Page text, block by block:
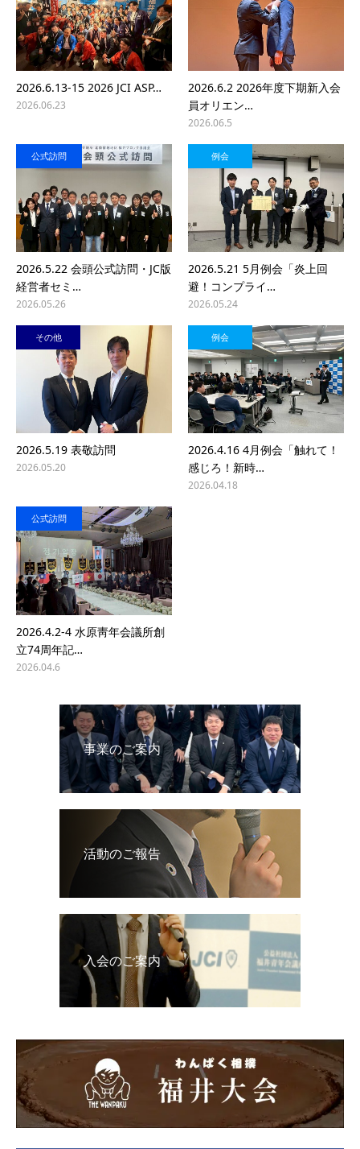
2026.6.13-15 2026 JCI ASP…
2026.06.23
2026.6.2 2026年度下期新入会
員オリエン…
2026.06.5
公式訪問
2026.5.22 会頭公式訪問・JC版
経営者セミ…
2026.05.26
例会
2026.5.21 5月例会「炎上回
避！コンプライ…
2026.05.24
その他
2026.5.19 表敬訪問
2026.05.20
例会
2026.4.16 4月例会「触れて！
感じろ！新時…
2026.04.18
公式訪問
2026.4.2-4 水原靑年会議所創
立74周年記…
2026.04.6
事業のご案内
活動のご報告
入会のご案内